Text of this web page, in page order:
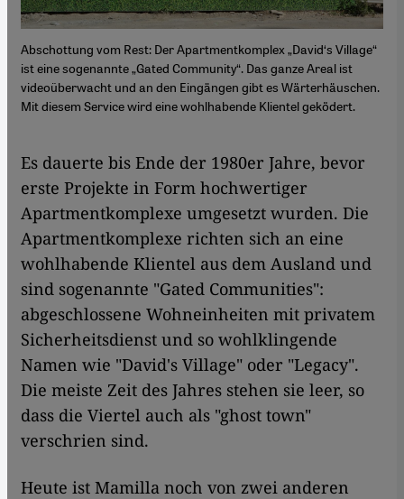
Abschottung vom Rest: Der Apartmentkomplex „David‘s Village“
ist eine sogenannte „Gated Community“. Das ganze Areal ist
videoüberwacht und an den Eingängen gibt es Wärterhäuschen.
Mit diesem Service wird eine wohlhabende Klientel geködert.
Es dauerte bis Ende der 1980er Jahre, bevor
erste Projekte in Form hochwertiger
Apartmentkomplexe umgesetzt wurden. Die
Apartmentkomplexe richten sich an eine
wohlhabende Klientel aus dem Ausland und
sind sogenannte "Gated Communities":
abgeschlossene Wohneinheiten mit privatem
Sicherheitsdienst und so wohlklingende
Namen wie "David's Village" oder "Legacy".
Die meiste Zeit des Jahres stehen sie leer, so
dass die Viertel auch als "ghost town"
verschrien sind.
Heute ist Mamilla noch von zwei anderen